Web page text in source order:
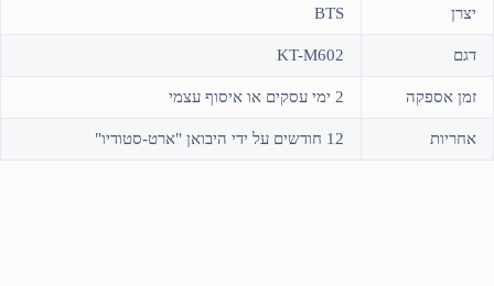
יצרן BTS
דגם KT-M602
זמן אספקה 2 ימי עסקים או איסוף עצמי
אחריות 12 חודשים על ידי היבואן "ארט-סטודיו"